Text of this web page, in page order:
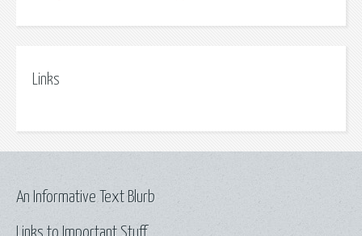
Links
Links to Important Stuff
An Informative Text Blurb